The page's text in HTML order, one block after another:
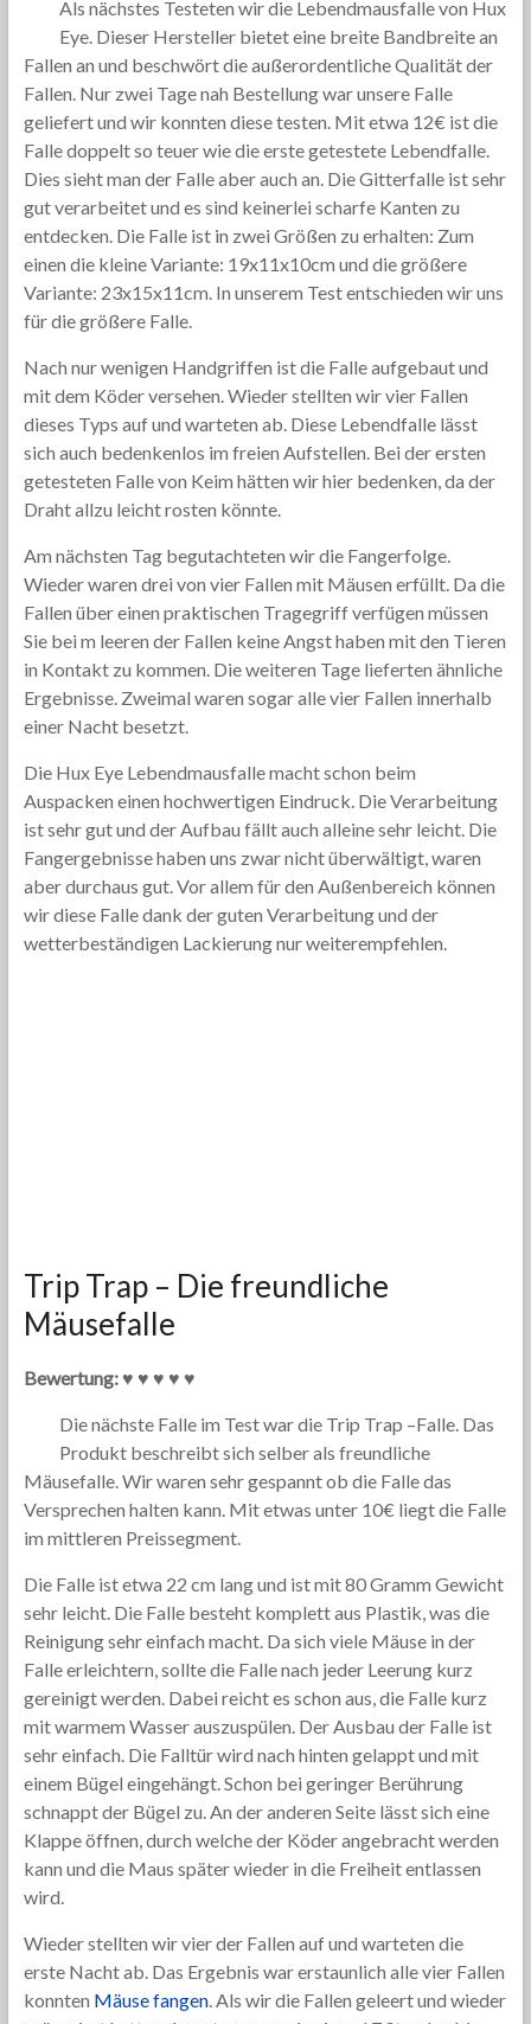
Als nächstes Testeten wir die Lebendmausfalle von Hux
Eye. Dieser Hersteller bietet eine breite Bandbreite an
Fallen an und beschwört die außerordentliche Qualität der
Fallen. Nur zwei Tage nah Bestellung war unsere Falle
geliefert und wir konnten diese testen. Mit etwa 12€ ist die
Falle doppelt so teuer wie die erste getestete Lebendfalle.
Dies sieht man der Falle aber auch an. Die Gitterfalle ist sehr
gut verarbeitet und es sind keinerlei scharfe Kanten zu
entdecken. Die Falle ist in zwei Größen zu erhalten: Zum
einen die kleine Variante: 19x11x10cm und die größere
Variante: 23x15x11cm. In unserem Test entschieden wir uns
für die größere Falle.
Nach nur wenigen Handgriffen ist die Falle aufgebaut und
mit dem Köder versehen. Wieder stellten wir vier Fallen
dieses Typs auf und warteten ab. Diese Lebendfalle lässt
sich auch bedenkenlos im freien Aufstellen. Bei der ersten
getesteten Falle von Keim hätten wir hier bedenken, da der
Draht allzu leicht rosten könnte.
Am nächsten Tag begutachteten wir die Fangerfolge.
Wieder waren drei von vier Fallen mit Mäusen erfüllt. Da die
Fallen über einen praktischen Tragegriff verfügen müssen
Sie bei m leeren der Fallen keine Angst haben mit den Tieren
in Kontakt zu kommen. Die weiteren Tage lieferten ähnliche
Ergebnisse. Zweimal waren sogar alle vier Fallen innerhalb
einer Nacht besetzt.
Die Hux Eye Lebendmausfalle macht schon beim
Auspacken einen hochwertigen Eindruck. Die Verarbeitung
ist sehr gut und der Aufbau fällt auch alleine sehr leicht. Die
Fangergebnisse haben uns zwar nicht überwältigt, waren
aber durchaus gut. Vor allem für den Außenbereich können
wir diese Falle dank der guten Verarbeitung und der
wetterbeständigen Lackierung nur weiterempfehlen.
Trip Trap – Die freundliche
Mäusefalle
Bewertung: ♥ ♥ ♥ ♥ ♥
Die nächste Falle im Test war die Trip Trap –Falle. Das
Produkt beschreibt sich selber als freundliche
Mäusefalle. Wir waren sehr gespannt ob die Falle das
Versprechen halten kann. Mit etwas unter 10€ liegt die Falle
im mittleren Preissegment.
Die Falle ist etwa 22 cm lang und ist mit 80 Gramm Gewicht
sehr leicht. Die Falle besteht komplett aus Plastik, was die
Reinigung sehr einfach macht. Da sich viele Mäuse in der
Falle erleichtern, sollte die Falle nach jeder Leerung kurz
gereinigt werden. Dabei reicht es schon aus, die Falle kurz
mit warmem Wasser auszuspülen. Der Ausbau der Falle ist
sehr einfach. Die Falltür wird nach hinten gelappt und mit
einem Bügel eingehängt. Schon bei geringer Berührung
schnappt der Bügel zu. An der anderen Seite lässt sich eine
Klappe öffnen, durch welche der Köder angebracht werden
kann und die Maus später wieder in die Freiheit entlassen
wird.
Wieder stellten wir vier der Fallen auf und warteten die
erste Nacht ab. Das Ergebnis war erstaunlich alle vier Fallen
konnten Mäuse fangen. Als wir die Fallen geleert und wieder